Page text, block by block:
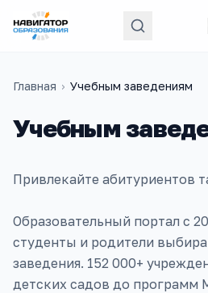
Главная › Учебным заведениям
Учебным
Привлекайте абитуриентов
Образовательный портал с
студенты и родители
заведения. 152 000+
детских садов до программ